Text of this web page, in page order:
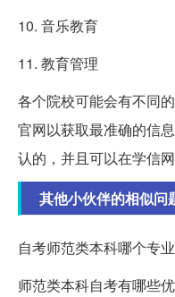
10. 音乐教育
11. 教育管理
各个院校可能会有不同
官网以获取最准确的信
认的，并且可以在学信网
其他小伙伴的相似问
自考师范类本科哪个专
师范类本科自考有哪些